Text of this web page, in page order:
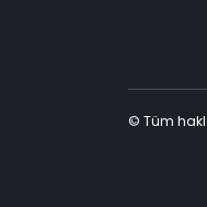
© Tüm